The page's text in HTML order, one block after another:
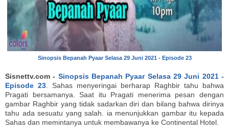
Sinopsis Bepanah Pyaar Selasa 29 Juni 2021 - Episode 23
Sisnettv.com - Sinopsis Bepanah Pyaar Selasa 29 Juni 2021 -
Episode 23 . Sahas menyeringai berharap Raghbir tahu bahwa
Pragati bersamanya. Saat itu Pragati menerima pesan dengan
gambar Raghbir yang tidak sadarkan diri dan bilang bahwa dirinya
tahu ada sesuatu yang salah. ia menunjukkan gambar itu kepada
Sahas dan memintanya untuk membawanya ke Continental Hotel.